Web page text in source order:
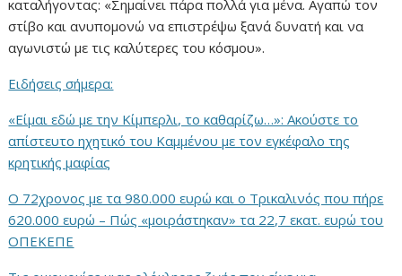
καταλήγοντας: «Σημαίνει πάρα πολλά για μένα. Αγαπώ τον
στίβο και ανυπομονώ να επιστρέψω ξανά δυνατή και να
αγωνιστώ με τις καλύτερες του κόσμου».
Ειδήσεις σήμερα:
«Είμαι εδώ με την Κίμπερλι, το καθαρίζω…»: Ακούστε το
απίστευτο ηχητικό του Καμμένου με τον εγκέφαλο της
κρητικής μαφίας
Ο 72χρονος με τα 980.000 ευρώ και ο Τρικαλινός που πήρε
620.000 ευρώ – Πώς «μοιράστηκαν» τα 22,7 εκατ. ευρώ του
ΟΠΕΚΕΠΕ